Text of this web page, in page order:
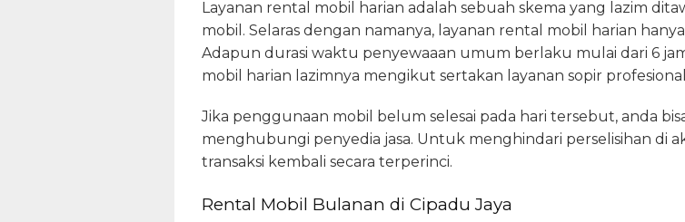
Layanan rental mobil harian adalah sebuah skema yang lazim
mobil. Selaras dengan namanya, layanan rental mobil harian
Adapun durasi waktu penyewaaan umum berlaku mulai dari 6
mobil harian lazimnya mengikut sertakan layanan sopir
Jika penggunaan mobil belum selesai pada hari tersebut, anda
menghubungi penyedia jasa. Untuk menghindari perselisihan di
transaksi kembali secara terperinci.
Rental Mobil Bulanan di Cipadu Jaya